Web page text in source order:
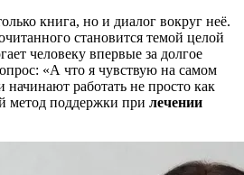
книга, но и диалог вокруг неё.
становится темой целой
человеку впервые за долгое
«А что я чувствую на самом
работать не просто как
метод поддержки при лечении